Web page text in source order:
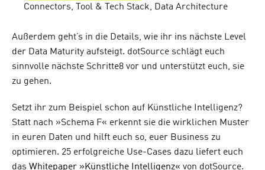
Connectors, Tool & Tech Stack, Data Architecture
Außerdem geht’s in die Details, wie ihr ins nächste Level
der Data Maturity aufsteigt. dotSource schlägt euch
sinnvolle nächste Schritte8 vor und unterstützt euch, sie
zu gehen.
Setzt ihr zum Beispiel schon auf Künstliche Intelligenz?
Statt nach »Schema F« erkennt sie die wirklichen Muster
in euren Daten und hilft euch so, euer Business zu
optimieren. 25 erfolgreiche Use-Cases dazu liefert euch
das Whitepaper »Künstliche Intelligenz« von dotSource.